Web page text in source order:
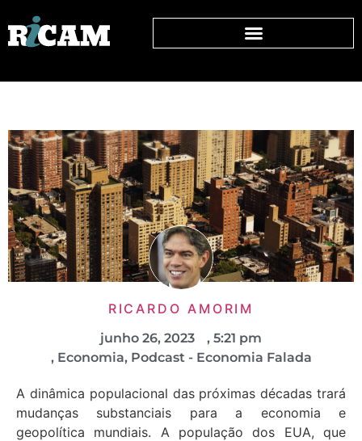
RICARDO AMORIM
junho 26, 2023 , 5:21 pm
, Economia, Podcast - Economia Falada
A dinâmica populacional das próximas décadas trará
mudanças substanciais para a economia e
geopolítica mundiais. A população dos EUA, que